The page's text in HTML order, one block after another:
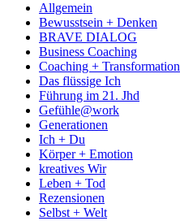
Allgemein
Bewusstsein + Denken
BRAVE DIALOG
Business Coaching
Coaching + Transformation
Das flüssige Ich
Führung im 21. Jhd
Gefühle@work
Generationen
Ich + Du
Körper + Emotion
kreatives Wir
Leben + Tod
Rezensionen
Selbst + Welt